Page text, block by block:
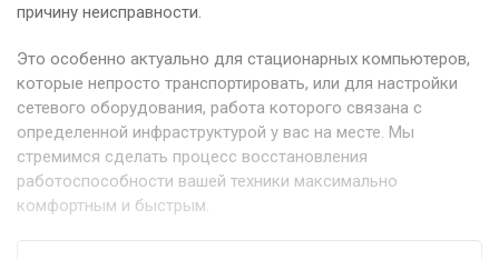
причину неисправности.
Это особенно актуально для стационарных компьютеров,
которые непросто транспортировать, или для настройки
сетевого оборудования, работа которого связана с
определенной инфраструктурой у вас на месте. Мы
стремимся сделать процесс восстановления
работоспособности вашей техники максимально
комфортным и быстрым.